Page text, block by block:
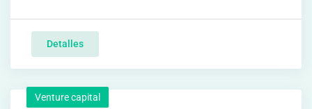
Detalles
Venture capital